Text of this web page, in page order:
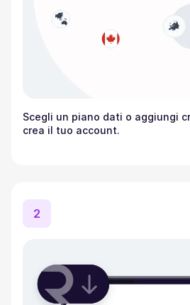
Scegli un piano dati o aggiungi
crea il tuo account.
2